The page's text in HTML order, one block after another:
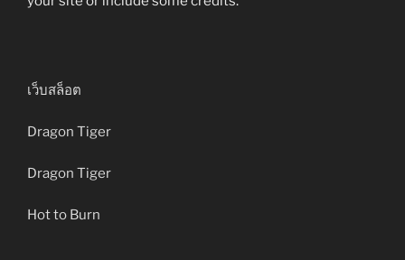
เว็บสล็อต
Dragon Tiger
Dragon Tiger
Hot to Burn